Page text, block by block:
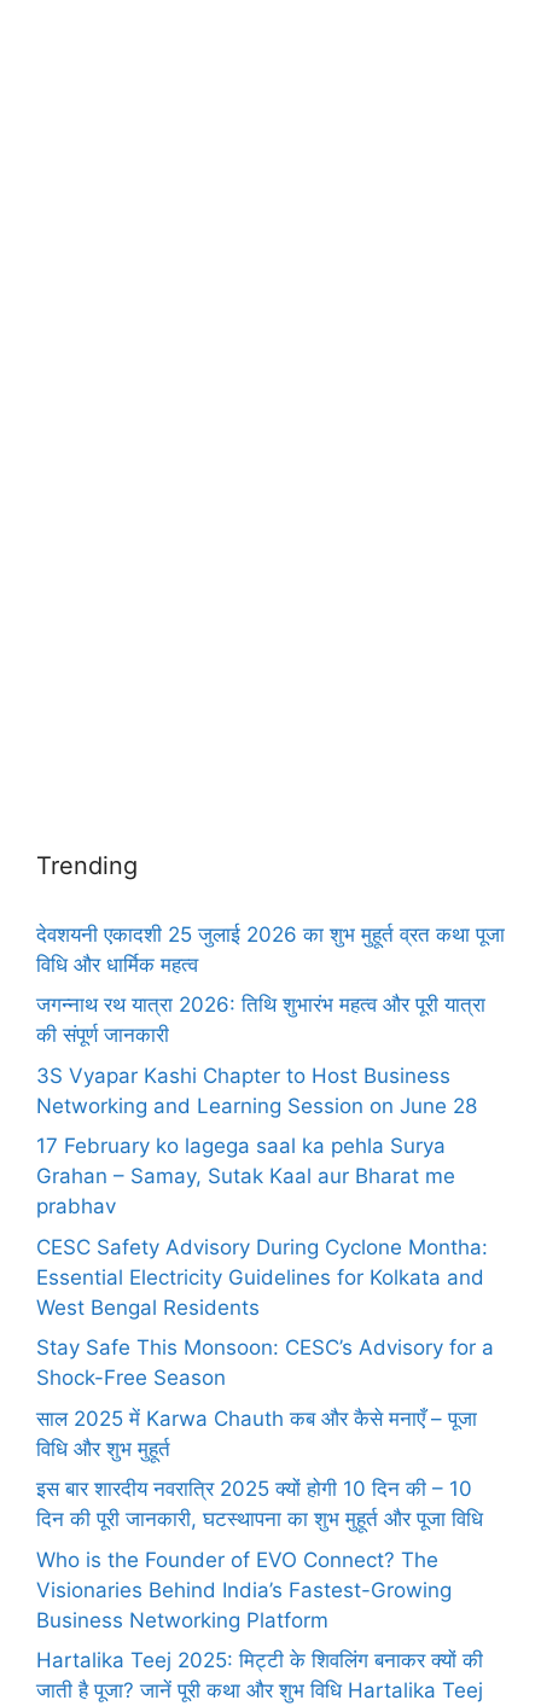
Trending
देवशयनी एकादशी 25 जुलाई 2026 का शुभ मुहूर्त व्रत कथा पूजा
विधि और धार्मिक महत्व
जगन्नाथ रथ यात्रा 2026: तिथि शुभारंभ महत्व और पूरी यात्रा
की संपूर्ण जानकारी
3S Vyapar Kashi Chapter to Host Business
Networking and Learning Session on June 28
17 February ko lagega saal ka pehla Surya
Grahan – Samay, Sutak Kaal aur Bharat me
prabhav
CESC Safety Advisory During Cyclone Montha:
Essential Electricity Guidelines for Kolkata and
West Bengal Residents
Stay Safe This Monsoon: CESC’s Advisory for a
Shock-Free Season
साल 2025 में Karwa Chauth कब और कैसे मनाएँ – पूजा
विधि और शुभ मुहूर्त
इस बार शारदीय नवरात्रि 2025 क्यों होगी 10 दिन की – 10
दिन की पूरी जानकारी, घटस्थापना का शुभ मुहूर्त और पूजा विधि
Who is the Founder of EVO Connect? The
Visionaries Behind India’s Fastest-Growing
Business Networking Platform
Hartalika Teej 2025: मिट्टी के शिवलिंग बनाकर क्यों की
जाती है पूजा? जानें पूरी कथा और शुभ विधि Hartalika Teej